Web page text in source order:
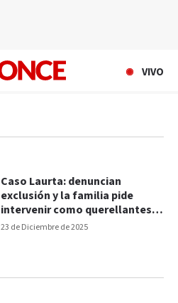
VIVO
23 de Diciembre de 2025
Caso Laurta: denuncian
exclusión y la familia pide
intervenir como querellantes
en la causa por doble femicidio